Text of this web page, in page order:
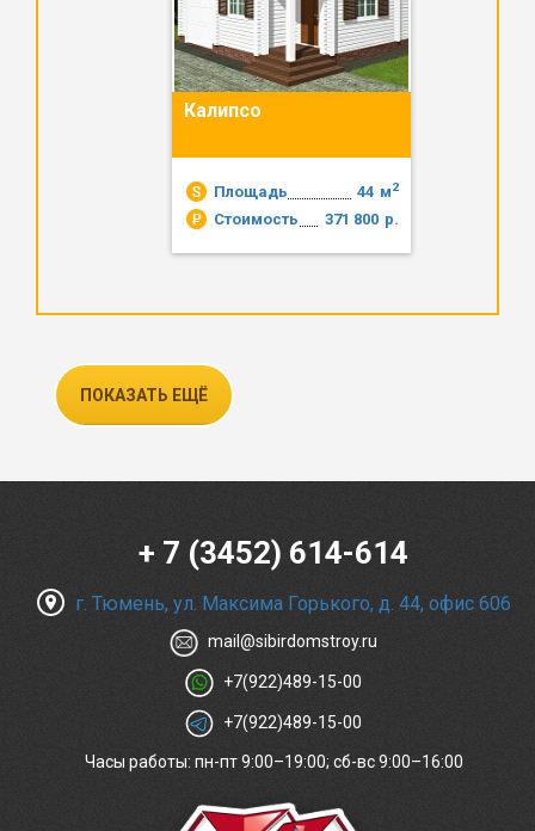
Калипсо
Площадь м2
44
Стоимость
р.
371 800
ПОКАЗАТЬ ЕЩЁ
+ 7 (3452) 614-614
г. Тюмень, ул. Максима Горького, д. 44, офис 606
mail@sibirdomstroy.ru
+7(922)489-15-00
+7(922)489-15-00
Часы работы: пн-пт 9:00–19:00; сб-вс 9:00–16:00